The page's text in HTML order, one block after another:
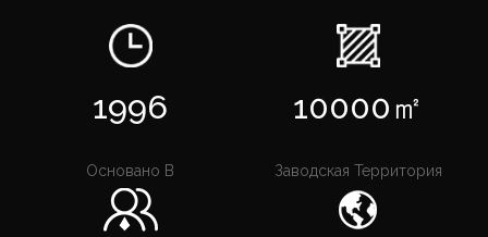
полюсами серии YDT, электромагнитный
двигатель с регулировкой скорости серии YCT,
трехфазный асинхронный двигатель с
алюминиевым корпусом серии MS, трехфазный
асинхронный двигатель с регулируемой частотой
серии YVF2, трехфазный асинхронный двигатель с
алюминиевым корпусом и преобразованием
1996
Основано В
10000 ㎡
Заводская Территория